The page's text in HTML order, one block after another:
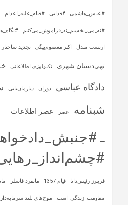
#عباس_هاشمی #فدایی #قیام_علیه_اعدام
#نه_می_بخشیم_نه_فراموش_می‌کنیم
ارنست مندل اکبر معصوم‌بیگی تجدید
تهی‌دستان شهری تکنولوژی اطلاعاتی
دادگاه عباسی دوران سازمان‌یابی
شبنامه عصر عصر اطلاعات
ـ
فریبرز رئیس‌دانا قیام 1357 مانفرد فاسلر
مقاومت_زندگی_است موج‌های بلند